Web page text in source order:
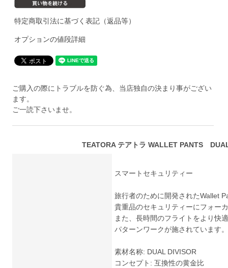
特定商取引法に基づく表記（返品等）
オプションの値段詳細
ご購入の際にトラブルを防ぐ為、当店独自の決まり事がござい
ます。
ご一読下さいませ。
TEATORA テアトラ WALLET PANTS
スマートセキュリティー
旅行者のために開発されたWallet
貴重品のセキュリティーにフォー
また、長時間のフライトをより快
パターンワークが施されています
素材名称: DUAL DIVISOR
コンセプト: 互換性の黄金比